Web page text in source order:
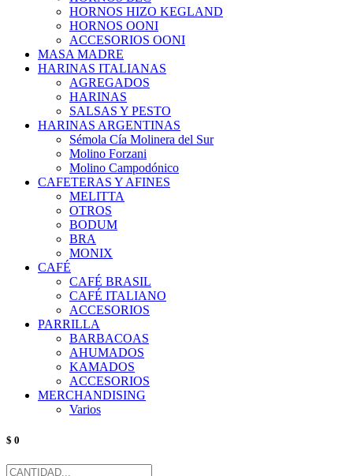
HORNOS HIZO KEGLAND
HORNOS OONI
ACCESORIOS OONI
MASA MADRE
HARINAS ITALIANAS
AGREGADOS
HARINAS
SALSAS Y PESTO
HARINAS ARGENTINAS
Sémola Cía Molinera del Sur
Molino Forzani
Molino Campodónico
CAFETERAS Y AFINES
MELITTA
OTROS
BODUM
BRA
MONIX
CAFÉ
CAFÉ BRASIL
CAFÉ ITALIANO
ACCESORIOS
PARRILLA
BARBACOAS
AHUMADOS
KAMADOS
ACCESORIOS
MERCHANDISING
Varios
$ 0